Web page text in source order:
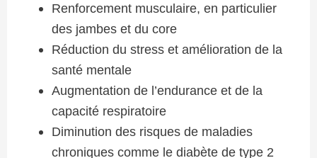
Renforcement musculaire, en particulier
des jambes et du core
Réduction du stress et amélioration de la
santé mentale
Augmentation de l’endurance et de la
capacité respiratoire
Diminution des risques de maladies
chroniques comme le diabète de type 2